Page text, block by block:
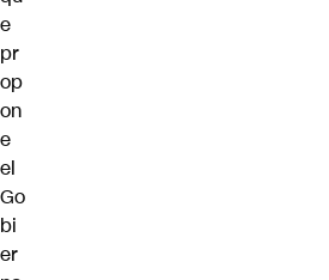
e
pr
op
on
e
el
Go
bi
er